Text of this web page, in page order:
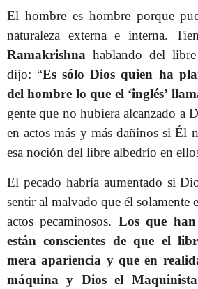
El hombre es hombre porque
naturaleza externa e interna.
Ramakrishna hablando del
dijo: “Es sólo Dios quien ha
del hombre lo que el ‘inglés’
gente que no hubiera alcanzado a
en actos más y más dañinos si Él
esa noción del libre albedrío en
El pecado habría aumentado si
sentir al malvado que él solamente
actos pecaminosos. Los que
están conscientes de que el
mera apariencia y que en
máquina y Dios el